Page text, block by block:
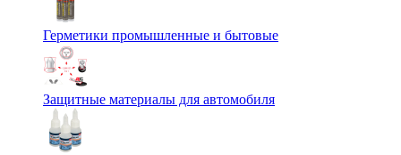
Герметики промышленные и бытовые
Защитные материалы для автомобиля